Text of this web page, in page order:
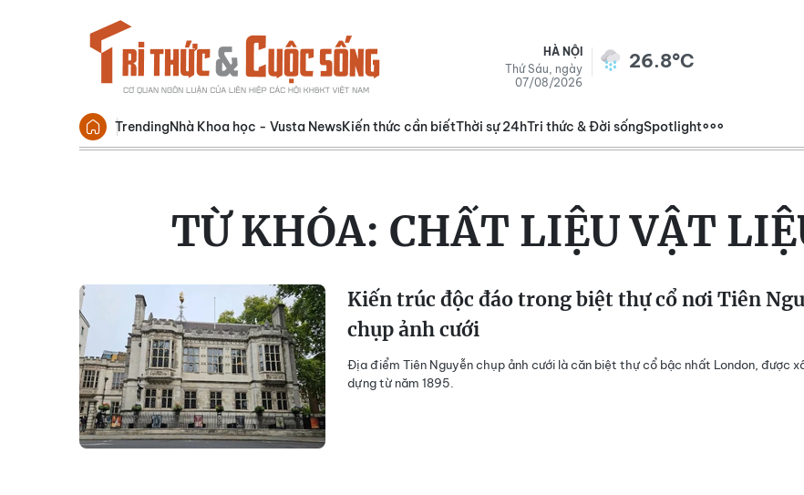
HÀ NỘI
Thứ Sáu, ngày
07/08/2026
26.8°C
TrendingNhà Khoa học - Vusta NewsKiến thức cần biếtThời sự 24hTri thức & Đời sốngSpotlight
TỪ KHÓA: CHẤT LIỆU VẬT
Kiến trúc độc đáo trong biệt thự cổ nơi Tiên
chụp ảnh cưới
Địa điểm Tiên Nguyễn chụp ảnh cưới là căn biệt thự cổ bậc nhất London, được
dựng từ năm 1895.